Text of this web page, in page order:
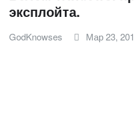
эксплойта.
GodKnowses Мар 23,